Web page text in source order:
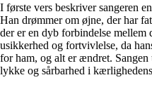
I første vers beskriver sangeren
Han drømmer om øjne, der har
der er en dyb forbindelse mellem
usikkerhed og fortvivlelse, da
for ham, og alt er ændret. Sangen
lykke og sårbarhed i